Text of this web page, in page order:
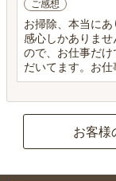
ご感想
お掃除、本当にあ
感心しかありま
ので、お仕事だ
だいてます。お仕
お客様